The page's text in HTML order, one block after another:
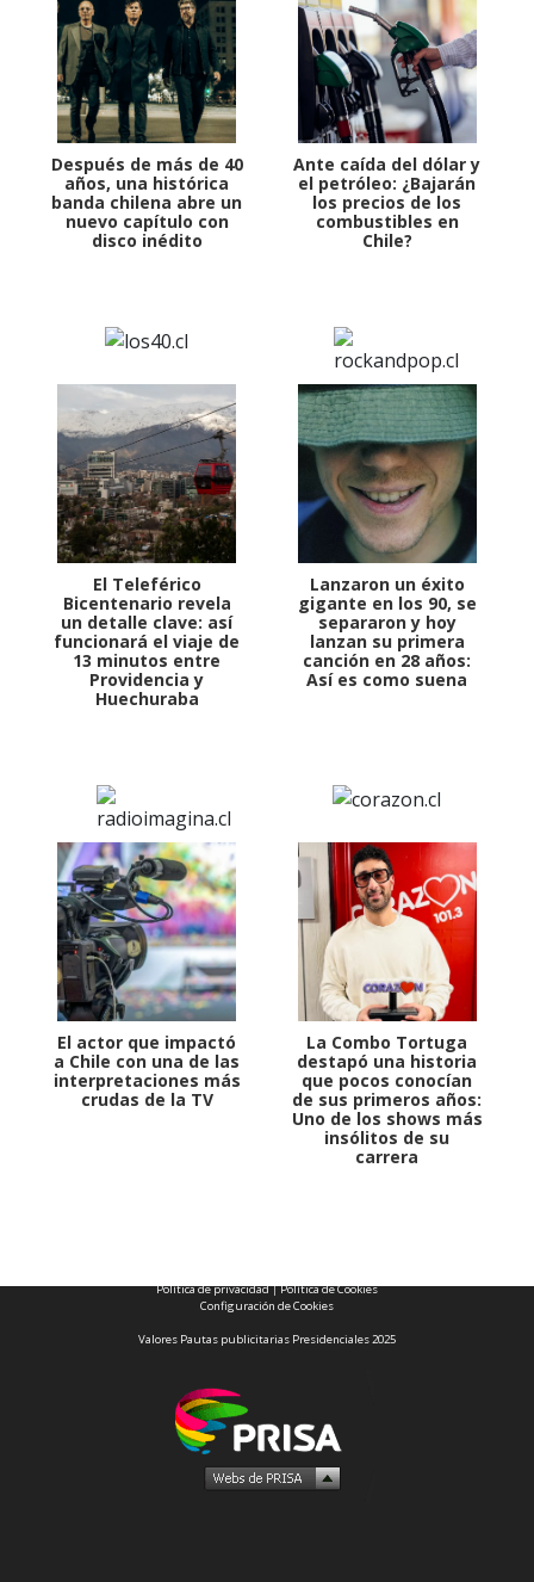
Después de más de 40
años, una histórica
banda chilena abre un
nuevo capítulo con
disco inédito
Ante caída del dólar y
el petróleo: ¿Bajarán
los precios de los
combustibles en
Chile?
El Teleférico
Bicentenario revela
un detalle clave: así
funcionará el viaje de
13 minutos entre
Providencia y
Huechuraba
Lanzaron un éxito
gigante en los 90, se
separaron y hoy
lanzan su primera
canción en 28 años:
Así es como suena
El actor que impactó
a Chile con una de las
interpretaciones más
crudas de la TV
La Combo Tortuga
destapó una historia
que pocos conocían
de sus primeros años:
Uno de los shows más
insólitos de su
carrera
Política de privacidad|Política de Cookies
Configuración de Cookies
Valores Pautas publicitarias Presidenciales 2025